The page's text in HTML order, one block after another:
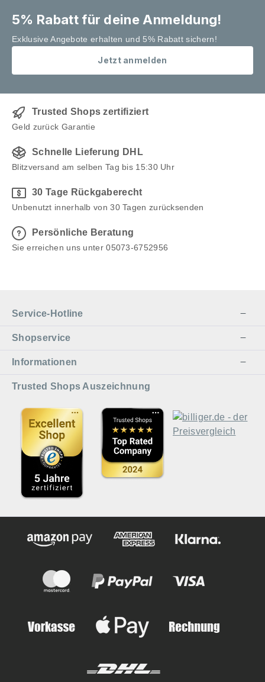
5% Rabatt für deine Anmeldung!
Exklusive Angebote erhalten und 5% Rabatt sichern!
Jetzt anmelden
Trusted Shops zertifiziert
Geld zurück Garantie
Schnelle Lieferung DHL
Blitzversand am selben Tag bis 15:30 Uhr
30 Tage Rückgaberecht
Unbenutzt innerhalb von 30 Tagen zurücksenden
Persönliche Beratung
Sie erreichen uns unter 05073-6752956
Service-Hotline
Shopservice
Informationen
Trusted Shops Auszeichnung